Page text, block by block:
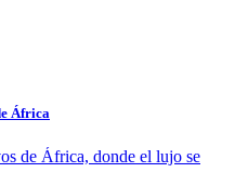
África
de África, donde el lujo se